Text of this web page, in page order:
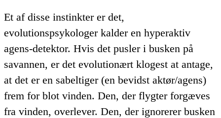
Et af disse instinkter er det,
evolutionspsykologer kalder en hyperaktiv
agens-detektor. Hvis det pusler i busken på
savannen, er det evolutionært klogest at antage,
at det er en sabeltiger (en bevidst aktør/agens)
frem for blot vinden. Den, der flygter forgæves
fra vinden, overlever. Den, der ignorerer busken